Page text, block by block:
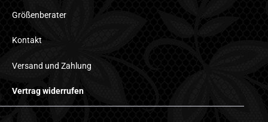
Größenberater
Kontakt
Versand und Zahlung
Vertrag widerrufen